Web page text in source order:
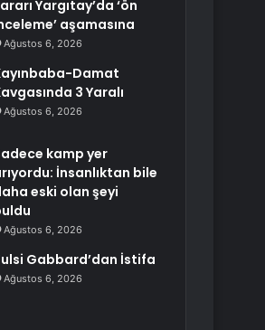
Yargıtay’da ‘ön
aşamasına
Ağustos 6, 2026
Damat
3 Yaralı
Ağustos 6, 2026
kamp yer
İnsanlıktan bile
eski olan şeyi
Ağustos 6, 2026
Gabbard’dan İstifa
Ağustos 6, 2026